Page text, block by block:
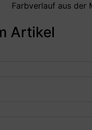
Farbverlauf aus der
Artikel